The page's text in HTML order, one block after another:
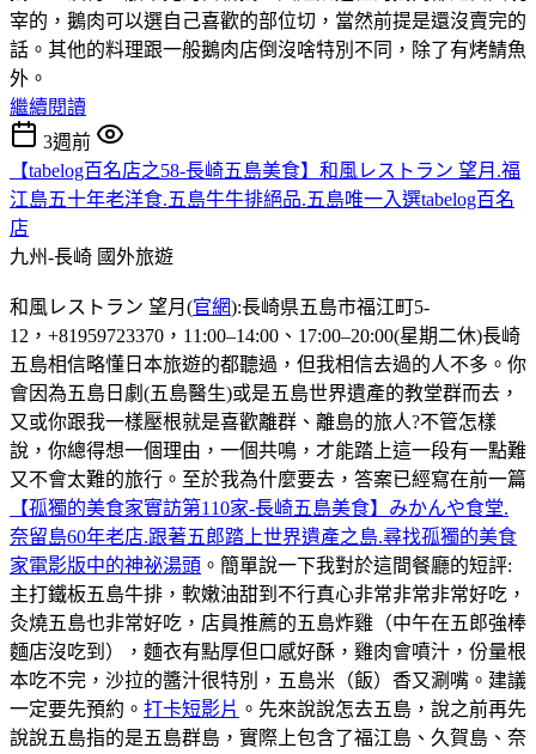
宰的，鵝肉可以選自己喜歡的部位切，當然前提是還沒賣完的
話。其他的料理跟一般鵝肉店倒沒啥特別不同，除了有烤鯖魚
外。
繼續閱讀
3週前
【tabelog百名店之58-長崎五島美食】和風レストラン 望月.福
江島五十年老洋食.五島牛牛排絕品.五島唯一入選tabelog百名
店
九州-長崎 國外旅遊
和風レストラン 望月(官網):長崎県五島市福江町5-
12，+81959723370，11:00–14:00、17:00–20:00(星期二休)長崎
五島相信略懂日本旅遊的都聽過，但我相信去過的人不多。你
會因為五島日劇(五島醫生)或是五島世界遺產的教堂群而去，
又或你跟我一樣壓根就是喜歡離群、離島的旅人?不管怎樣
說，你總得想一個理由，一個共鳴，才能踏上這一段有一點難
又不會太難的旅行。至於我為什麼要去，答案已經寫在前一篇
【孤獨的美食家實訪第110家-長崎五島美食】みかんや食堂.
奈留島60年老店.跟著五郎踏上世界遺產之島.尋找孤獨的美食
家電影版中的神祕湯頭 。簡單說一下我對於這間餐廳的短評:
主打鐵板五島牛排，軟嫩油甜到不行真心非常非常非常好吃，
灸燒五島也非常好吃，店員推薦的五島炸雞（中午在五郎強棒
麵店沒吃到），麵衣有點厚但口感好酥，雞肉會噴汁，份量根
本吃不完，沙拉的醬汁很特別，五島米（飯）香又涮嘴。建議
一定要先預約。 打卡短影片 。先來說說怎去五島，說之前再先
說說五島指的是五島群島，實際上包含了福江島、久賀島、奈